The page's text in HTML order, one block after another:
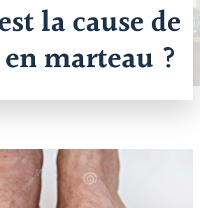
la cause de
marteau ?